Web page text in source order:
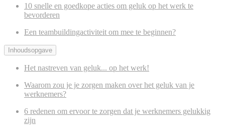
10 snelle en goedkope acties om geluk op het werk te
bevorderen
Een teambuildingactiviteit om mee te beginnen?
Inhoudsopgave
Het nastreven van geluk... op het werk!
Waarom zou je je zorgen maken over het geluk van je
werknemers?
6 redenen om ervoor te zorgen dat je werknemers gelukkig
zijn